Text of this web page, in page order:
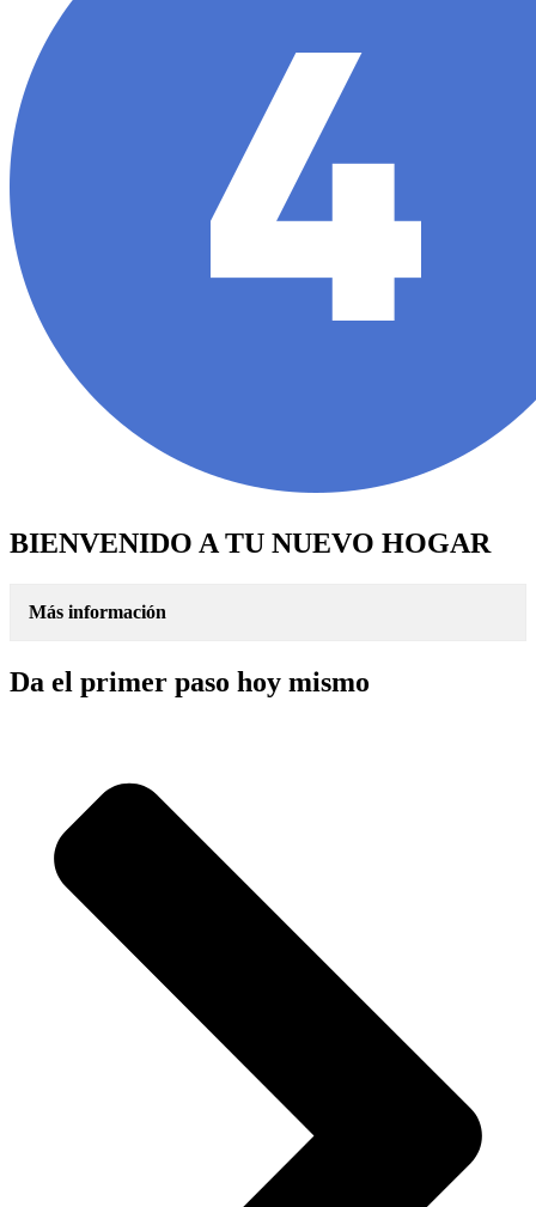
BIENVENIDO A TU NUEVO HOGAR
Más información
Da el primer paso hoy mismo